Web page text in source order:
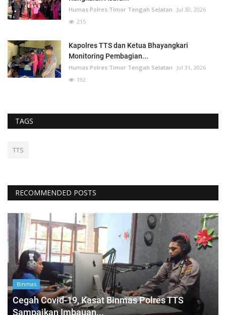
Humas Polres Timor Tengah Selatan
Jul 30, 2026
215
Kapolres TTS dan Ketua Bhayangkari
Monitoring Pembagian...
Humas Polres Timor Tengah Selatan
Jul 31, 2026
192
TAGS
TTS
RECOMMENDED POSTS
Binmas
Cegah Covid-19, Kasat Binmas Polres TTS
Sampaikan Imbauan...